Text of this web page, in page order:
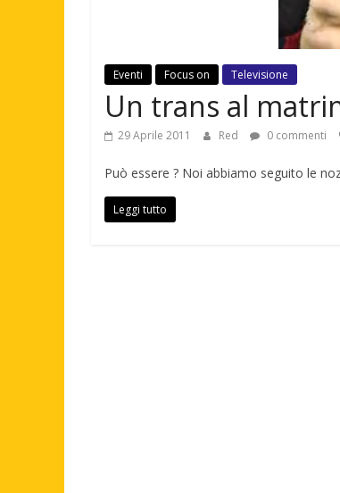
Eventi Focus on Televisione
Un trans al
29 Aprile 2011 Red 0 commenti
Può essere ? Noi abbiamo seguito le
Leggi tutto